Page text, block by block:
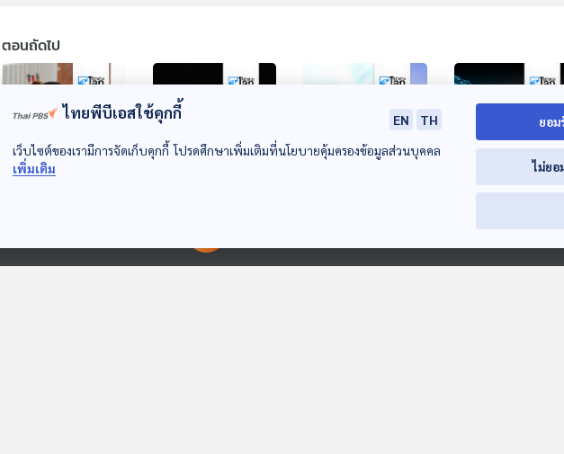
ตอนถัดไป
จริง" บนโลกออนไลน์
หน้าต่างโลก
ดวงจันทร์
หน้าต่างโลก
ช่วงปีที่ผ่านมา
หน้าต่างโลก
25:57
เอาชีวิตรอดในโลก
AI: เทคโนโลยีแห่ง
โอกาสหรือกำลังแ
ตำแหน่งงานของ
หน้าต่างโลก
00:00:00
ไทยพีบีเอสใช้คุกกี้ EN
TH
เว็บไซต์ของเรามีการจัดเก็บคุกกี้ โปรดศึกษาเพิ่มเติมที่นโยบายคุ้มครองข้อมูลส่วนบุคคล
เพิ่มเติม
ยอม
ไม่ยอ